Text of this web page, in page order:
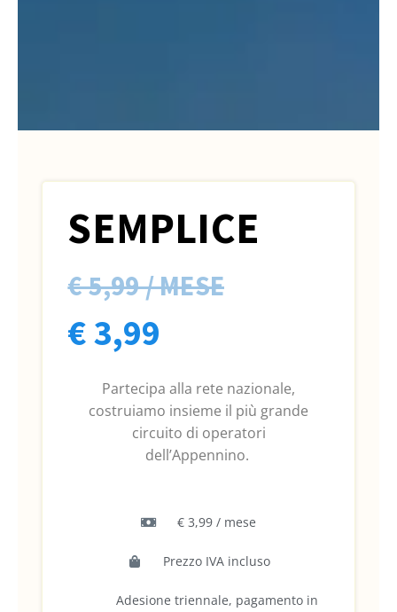
SEMPLICE
€ 5,99 / MESE
€ 3,99
Partecipa alla rete nazionale,
costruiamo insieme il più grande
circuito di operatori
dell’Appennino.
€ 3,99 / mese
Prezzo IVA incluso
Adesione triennale, pagamento in